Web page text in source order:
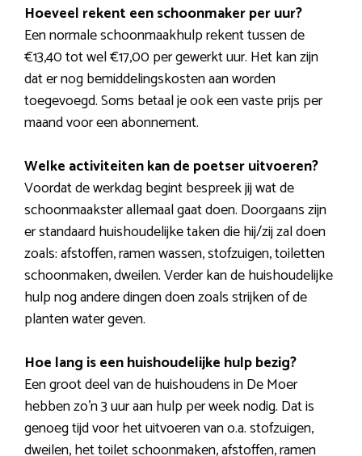
Hoeveel rekent een schoonmaker per uur?
Een normale schoonmaakhulp rekent tussen de
€13,40 tot wel €17,00 per gewerkt uur. Het kan zijn
dat er nog bemiddelingskosten aan worden
toegevoegd. Soms betaal je ook een vaste prijs per
maand voor een abonnement.
Welke activiteiten kan de poetser uitvoeren?
Voordat de werkdag begint bespreek jij wat de
schoonmaakster allemaal gaat doen. Doorgaans zijn
er standaard huishoudelijke taken die hij/zij zal doen
zoals: afstoffen, ramen wassen, stofzuigen, toiletten
schoonmaken, dweilen. Verder kan de huishoudelijke
hulp nog andere dingen doen zoals strijken of de
planten water geven.
Hoe lang is een huishoudelijke hulp bezig?
Een groot deel van de huishoudens in De Moer
hebben zo’n 3 uur aan hulp per week nodig. Dat is
genoeg tijd voor het uitvoeren van o.a. stofzuigen,
dweilen, het toilet schoonmaken, afstoffen, ramen